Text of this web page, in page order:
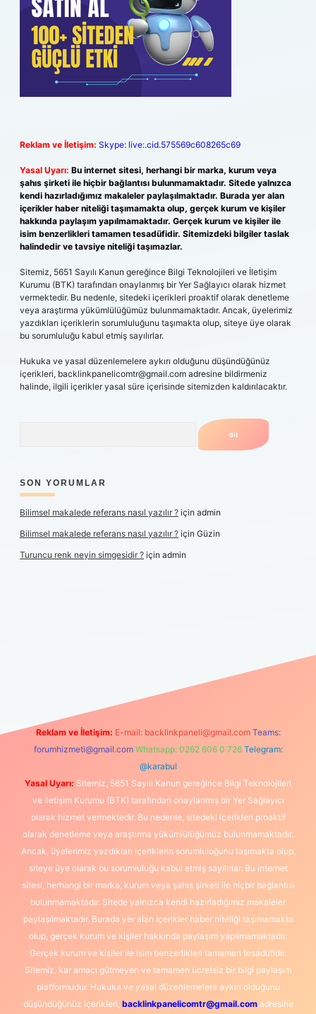
Reklam ve İletişim: Skype: live:.cid.575569c608265c69
Yasal Uyarı: Bu internet sitesi, herhangi bir marka, kurum veya
şahıs şirketi ile hiçbir bağlantısı bulunmamaktadır. Sitede yalnızca
kendi hazırladığımız makaleler paylaşılmaktadır. Burada yer alan
içerikler haber niteliği taşımamakta olup, gerçek kurum ve kişiler
hakkında paylaşım yapılmamaktadır. Gerçek kurum ve kişiler ile
isim benzerlikleri tamamen tesadüfidir. Sitemizdeki bilgiler taslak
halindedir ve tavsiye niteliği taşımazlar.
Sitemiz, 5651 Sayılı Kanun gereğince Bilgi Teknolojileri ve İletişim
Kurumu (BTK) tarafından onaylanmış bir Yer Sağlayıcı olarak hizmet
vermektedir. Bu nedenle, sitedeki içerikleri proaktif olarak denetleme
veya araştırma yükümlülüğümüz bulunmamaktadır. Ancak, üyelerimiz
yazdıkları içeriklerin sorumluluğunu taşımakta olup, siteye üye olarak
bu sorumluluğu kabul etmiş sayılırlar.
Hukuka ve yasal düzenlemelere aykırı olduğunu düşündüğünüz
içerikleri, backlinkpanelicomtr@gmail.com adresine bildirmeniz
halinde, ilgili içerikler yasal süre içerisinde sitemizden kaldırılacaktır.
SON YORUMLAR
Bilimsel makalede referans nasıl yazılır ? için admin
Bilimsel makalede referans nasıl yazılır ? için Güzin
Turuncu renk neyin simgesidir ? için admin
Reklam ve İletişim: E-mail: backlinkpaneli@gmail.com Teams:
forumhizmeti@gmail.com Whatsapp: 0262 606 0 726 Telegram:
@karabul
Yasal Uyarı: Sitemiz, 5651 Sayılı Kanun gereğince Bilgi Teknolojileri
ve İletişim Kurumu (BTK) tarafından onaylanmış bir Yer Sağlayıcı
olarak hizmet vermektedir. Bu nedenle, sitedeki içerikleri proaktif
olarak denetleme veya araştırma yükümlülüğümüz bulunmamaktadır.
Ancak, üyelerimiz yazdıkları içeriklerin sorumluluğunu taşımakta olup,
siteye üye olarak bu sorumluluğu kabul etmiş sayılırlar. Bu internet
sitesi, herhangi bir marka, kurum veya şahıs şirketi ile hiçbir bağlantısı
bulunmamaktadır. Sitede yalnızca kendi hazırladığımız makaleler
paylaşılmaktadır. Burada yer alan içerikler haber niteliği taşımamakta
olup, gerçek kurum ve kişiler hakkında paylaşım yapılmamaktadır.
Gerçek kurum ve kişiler ile isim benzerlikleri tamamen tesadüfidir.
Sitemiz, kar amacı gütmeyen ve tamamen ücretsiz bir bilgi paylaşım
platformudur. Hukuka ve yasal düzenlemelere aykırı olduğunu
düşündüğünüz içerikleri, backlinkpanelicomtr@gmail.comadresine